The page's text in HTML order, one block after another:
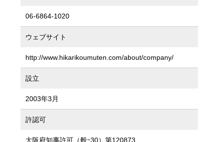
06-6864-1020
ウェブサイト
http://www.hikarikoumuten.com/about/company/
設立
2003年3月
許認可
大阪府知事許可（般ｰ30）第120873